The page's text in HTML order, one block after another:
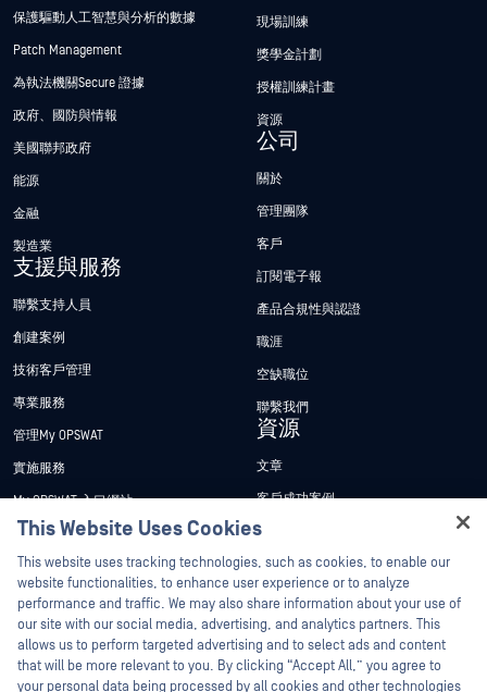
保護驅動人工智慧與分析的數據
Patch Management
為執法機關Secure 證據
政府、國防與情報
美國聯邦政府
能源
金融
製造業
支援與服務
聯繫支持人員
創建案例
技術客戶管理
專業服務
管理My OPSWAT
實施服務
My OPSWAT 入口網站
技術檔案
訓練
漏洞通報計畫
合作夥伴
認證
現場訓練
獎學金計劃
授權訓練計畫
資源
公司
關於
管理團隊
客戶
訂閱電子報
產品合規性與認證
職涯
空缺職位
聯繫我們
資源
文章
客戶成功案例
新聞稿
新聞報導
網路研討會
產品型錄
This Website Uses Cookies
This website uses tracking technologies, such as cookies, to enable our
website functionalities, to enhance user experience or to analyze
performance and traffic. We may also share information about your use of
our site with our social media, advertising, and analytics partners. This
allows us to perform targeted advertising and to select ads and content
that will be more relevant to you. By clicking “Accept All,” you agree to
your personal data being processed by all cookies and other technologies
Hey there!
I'm Ozzy, your OPSWAT virtual assistant.
How can I help you secure what's critical
today?